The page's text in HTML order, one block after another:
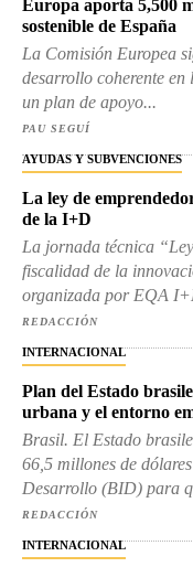
Europa aporta 5,500
sostenible de España
La Comisión Europea
desarrollo coherente
un plan de apoyo...
PAU SEGUÍ
AYUDAS Y SUBVENCIONES
La ley de
de la I+D
La jornada técnica
fiscalidad de la
organizada por EQA
REDACCIÓN
INTERNACIONAL
Plan del Estado
urbana y el entorno
Brasil. El Estado
66,5 millones de
Desarrollo (BID) para
REDACCIÓN
INTERNACIONAL